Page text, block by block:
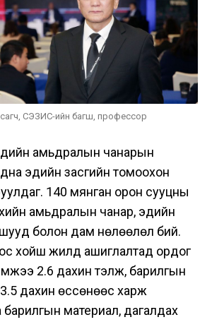
СЭЗИС-ийн багш, профессор
амьдралын чанарын
эдийн засгийн томоохон
140 мянган орон сууцны
амьдралын чанар, эдийн
шууд болон дам нөлөөлөл бий.
хойш жилд ашиглалтад ордог
2.6 дахин тэлж, барилгын
дахин өссөнөөс харж
барилгын материал, дагалдах